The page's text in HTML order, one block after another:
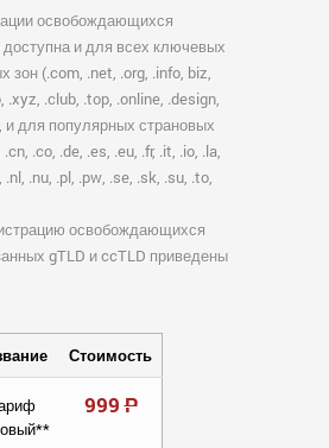
освобождающихся
и для всех ключевых
зон (.com, .net, .org, .info, biz,
.xyz, .club, .top, .online, .design,
и для популярных страновых
.co, .de, .es, .eu, .fr, .it, .io, .la,
.nl, .nu, .pl, .pw, .se, .sk, .su, .to,
освобождающихся
gTLD и ccTLD приведены
Стоимость
999Р